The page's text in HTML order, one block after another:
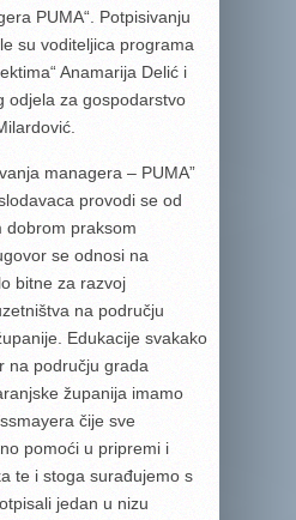
PUMA“. Potpisivanju
su voditeljica programa
Anamarija Delić i
odjela za gospodarstvo
managera – PUMA”
provodi se od
dobrom praksom
se odnosi na
bitne za razvoj
na području
Edukacije svakako
na području grada
županija imamo
čije sve
pomoći u pripremi i
te i stoga surađujemo s
jedan u nizu